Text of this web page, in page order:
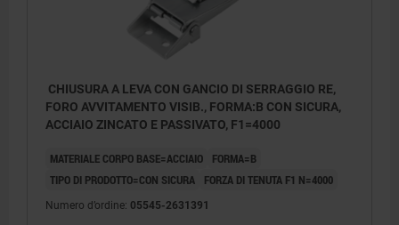
CHIUSURA A LEVA CON GANCIO DI SERRAGGIO RE,
FORO AVVITAMENTO VISIB., FORMA:B CON SICURA,
ACCIAIO ZINCATO E PASSIVATO, F1=4000
MATERIALE CORPO BASE=ACCIAIO
FORMA=B
TIPO DI PRODOTTO=CON SICURA
FORZA DI TENUTA F1 N=4000
Numero d’ordine: 05545-2631391